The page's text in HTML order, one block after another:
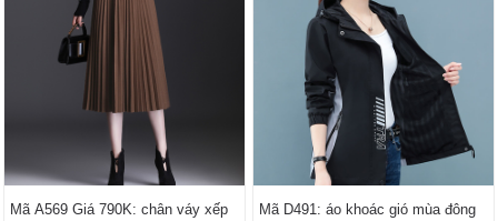
Mã A569 Giá 790K: chân váy xếp
Mã D491: áo khoác gió mùa đông